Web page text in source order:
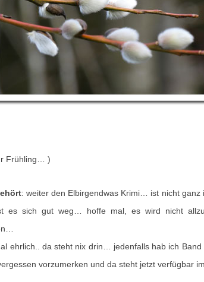
Frühling… )
: weiter den Elbirgendwas Krimi… ist nicht ganz
es sich gut weg… hoffe mal, es wird nicht
ehrlich.. da steht nix drin… jedenfalls hab ich
vorzumerken und da steht jetzt verfügbar